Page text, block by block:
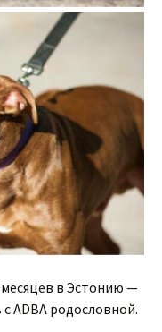
в Эстонию —
ADBA родословной.